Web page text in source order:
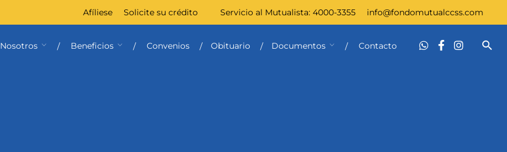
Afíliese Solicite su crédito Servicio al Mutualista: 4000-3355 info@fondomutualccss.com
Nosotros Beneficios Convenios Obituario Documentos Contacto